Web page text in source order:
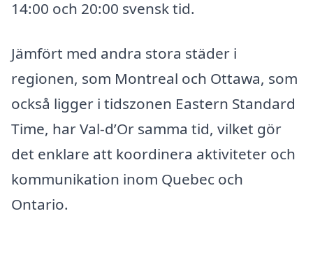
14:00 och 20:00 svensk tid.
Jämfört med andra stora städer i
regionen, som Montreal och Ottawa, som
också ligger i tidszonen Eastern Standard
Time, har Val-d’Or samma tid, vilket gör
det enklare att koordinera aktiviteter och
kommunikation inom Quebec och
Ontario.